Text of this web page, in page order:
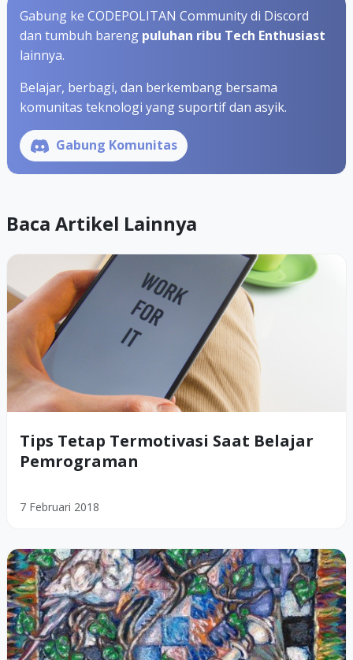
Gabung ke CODEPOLITAN Community di Discord
dan tumbuh bareng puluhan ribu Tech Enthusiast
lainnya.
Belajar, berbagi, dan berkembang bersama
komunitas teknologi yang suportif dan asyik.
Gabung Komunitas
Baca Artikel Lainnya
Tips Tetap Termotivasi Saat Belajar
Pemrograman
7 Februari 2018